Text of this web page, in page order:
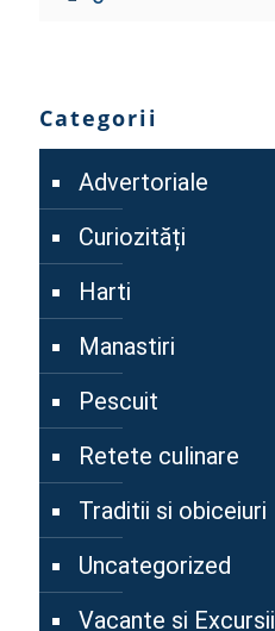
Categorii
Advertoriale
Curiozități
Harti
Manastiri
Pescuit
Retete culinare
Traditii si obiceiuri
Uncategorized
Vacante si Excursii